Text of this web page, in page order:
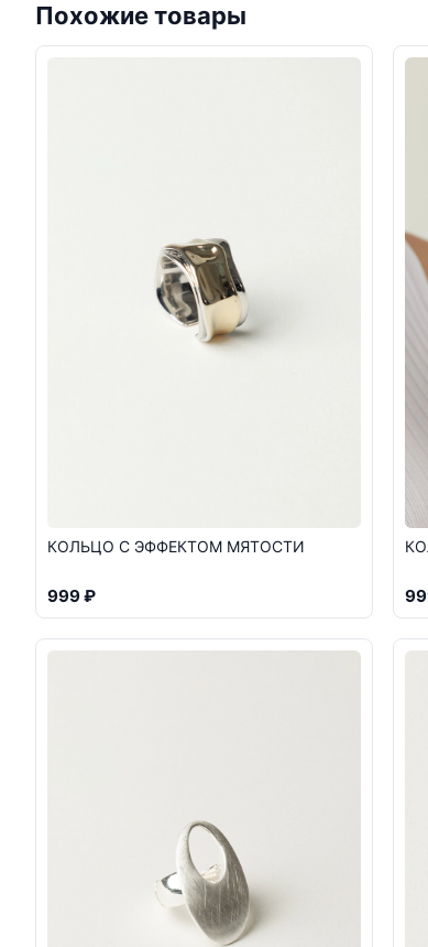
Похожие товары
КОЛЬЦО С ЭФФЕКТОМ МЯТОСТИ
999 ₽